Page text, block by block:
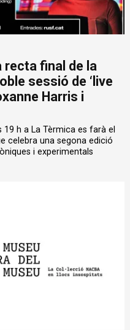
recta final de la
sessió de ‘live
Harris i
h a La Tèrmica es farà el
celebra una segona edició
i experimentals